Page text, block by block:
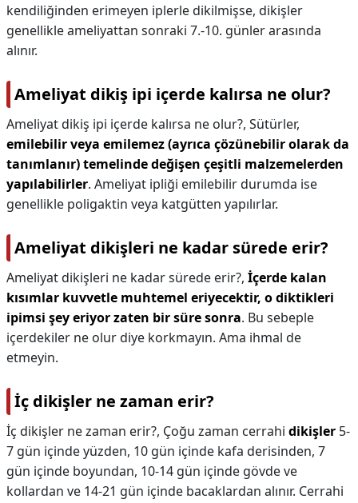
kendiliğinden erimeyen iplerle dikilmişse, dikişler
genellikle ameliyattan sonraki 7.-10. günler arasında
alınır.
Ameliyat dikiş ipi içerde kalırsa ne olur?
Ameliyat dikiş ipi içerde kalırsa ne olur?, Sütürler,
emilebilir veya emilemez (ayrıca çözünebilir olarak da
tanımlanır) temelinde değişen çeşitli malzemelerden
yapılabilirler. Ameliyat ipliği emilebilir durumda ise
genellikle poligaktin veya katgütten yapılırlar.
Ameliyat dikişleri ne kadar sürede erir?
Ameliyat dikişleri ne kadar sürede erir?, İçerde kalan
kısımlar kuvvetle muhtemel eriyecektir, o diktikleri
ipimsi şey eriyor zaten bir süre sonra. Bu sebeple
içerdekiler ne olur diye korkmayın. Ama ihmal de
etmeyin.
İç dikişler ne zaman erir?
İç dikişler ne zaman erir?, Çoğu zaman cerrahi dikişler 5-
7 gün içinde yüzden, 10 gün içinde kafa derisinden, 7
gün içinde boyundan, 10-14 gün içinde gövde ve
kollardan ve 14-21 gün içinde bacaklardan alınır. Cerrahi